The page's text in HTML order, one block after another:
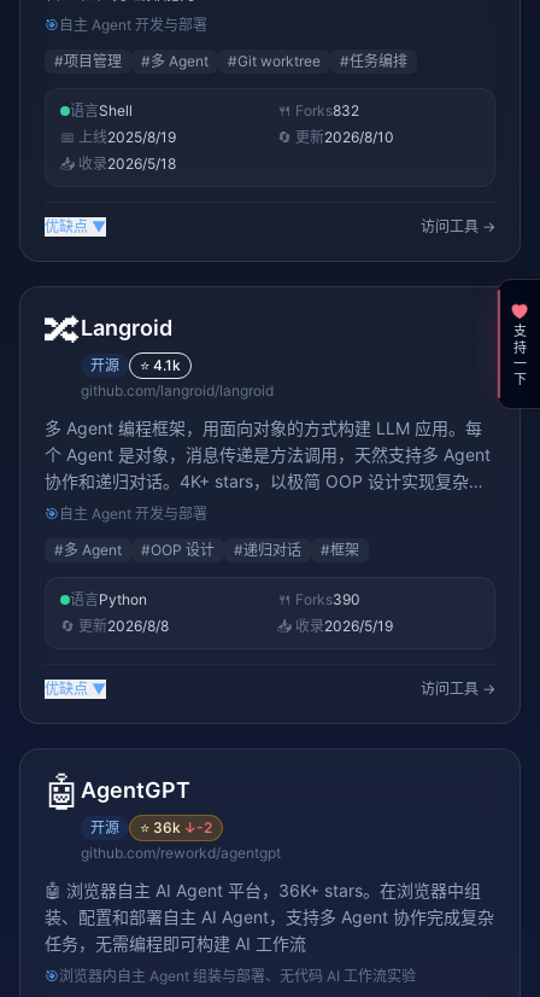
🎯 自主 Agent 开发与部署
#项目管理 #多 Agent #Git worktree #任务编排
语言Shell 🍴 Forks832
📅 上线2025/8/19 🔄 更新2026/8/10
📥 收录2026/5/18
优缺点 ▼ 访问工具 →
🔀Langroid
开源 ⭐ 4.1k
github.com/langroid/langroid
多 Agent 编程框架，用面向对象的方式构建 LLM 应用。每
个 Agent 是对象，消息传递是方法调用，天然支持多 Agent
协作和递归对话。4K+ stars，以极简 OOP 设计实现复杂的
多智能体系统
🎯 自主 Agent 开发与部署
#多 Agent #OOP 设计 #递归对话 #框架
语言Python 🍴 Forks390
🔄 更新2026/8/8 📥 收录2026/5/19
优缺点 ▼ 访问工具 →
🤖 AgentGPT
开源 ⭐ 36k ↓-2
github.com/reworkd/agentgpt
🤖 浏览器自主 AI Agent 平台，36K+ stars。在浏览器中组
装、配置和部署自主 AI Agent，支持多 Agent 协作完成复杂
任务，无需编程即可构建 AI 工作流
🎯浏览器内自主 Agent 组装与部署、无代码 AI 工作流实验
支持一下